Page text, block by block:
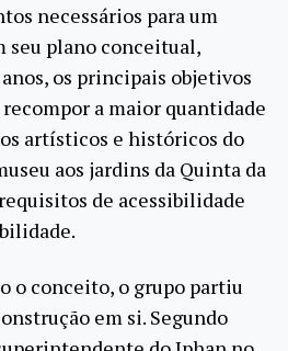
necessários para um
seu plano conceitual,
os principais objetivos
a maior quantidade
artísticos e históricos do
aos jardins da Quinta da
de acessibilidade
o conceito, o grupo partiu
em si. Segundo